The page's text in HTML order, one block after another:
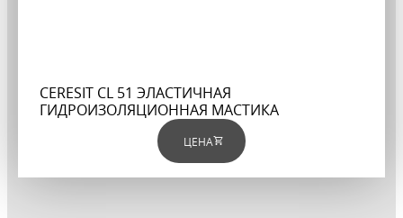
CERESIT CL 51 ЭЛАСТИЧНАЯ
ГИДРОИЗОЛЯЦИОННАЯ МАСТИКА
ЦЕНА